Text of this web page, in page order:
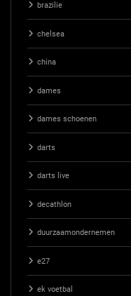
brazilie
chelsea
china
dames
dames schoenen
darts
darts live
decathlon
duurzaamondernemen
e27
ek voetbal